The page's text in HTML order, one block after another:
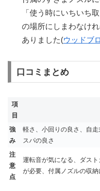
「使う時にいちいち
の場所にしまわなけ
ありました(ウッドブ
口コミまとめ
項
目
強
み
軽さ、小回りの良さ、自
スパの良さ
注
意
点
運転音が気になる、ダス
が必要、付属ノズルの収